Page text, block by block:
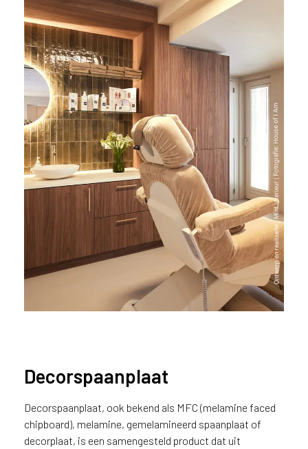
HPL heeft antibacteriële
eigenschappen. Dit maakt het
materiaal geschikt voor
praktijkruimtes
Decorspaanplaat
Decorspaanplaat, ook bekend als MFC (melamine faced
chipboard), melamine, gemelamineerd spaanplaat of
decorplaat, is een samengesteld product dat uit